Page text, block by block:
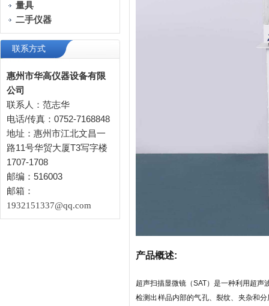
量具
二手仪器
联系方式
惠州市华高仪器设备有限
公司
联系人：范志华
电话/传真：0752-7168848
地址：惠州市江北文昌一
路11号华贸大厦T3写字楼
1707-1708
邮编：516003
邮箱：
1932151337@qq.com
产品概述:
超声扫描显微镜（SAT）是一种利用超
检测出样品内部的气孔、裂纹、夹杂和